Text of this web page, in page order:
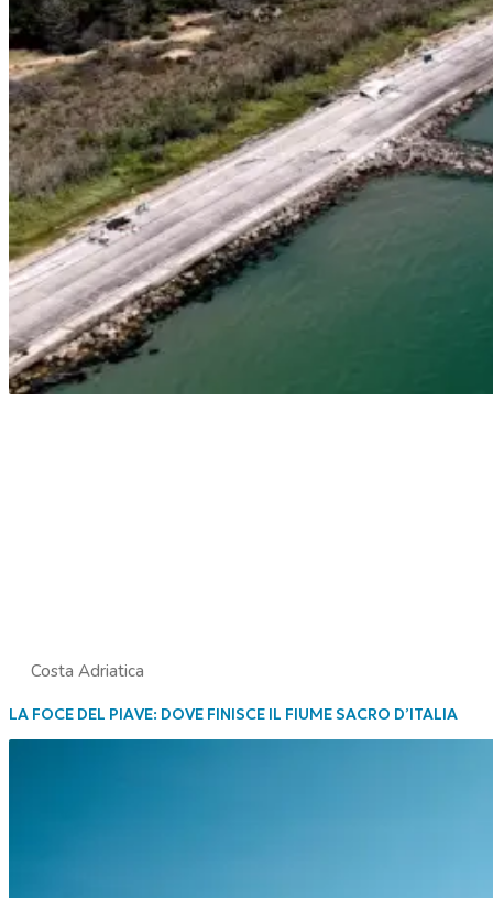
Costa Adriatica
LA FOCE DEL PIAVE: DOVE FINISCE IL FIUME SACRO D’ITALIA